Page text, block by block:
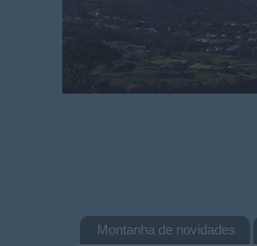
Montanha de novidades